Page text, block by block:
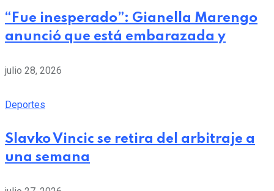
“Fue inesperado”: Gianella Marengo
anunció que está embarazada y
julio 28, 2026
Deportes
Slavko Vincic se retira del arbitraje a
una semana